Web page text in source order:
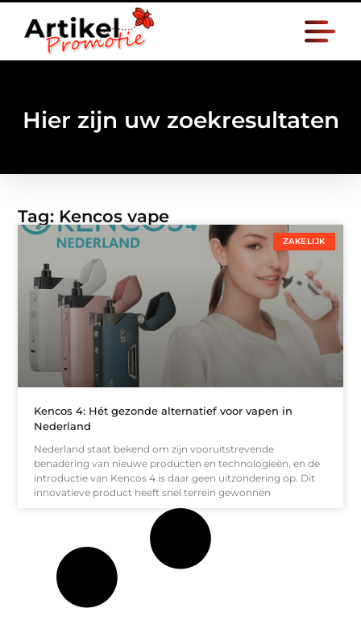
Hier zijn uw zoekresultaten
Tag: Kencos vape
ZAKELIJK
Kencos 4: Hét gezonde alternatief voor vapen in
Nederland
Nederland staat bekend om zijn vooruitstrevende
benadering van nieuwe producten en technologieën, en de
introductie van Kencos 4 is daar geen uitzondering op. Dit
innovatieve product heeft snel terrein gewonnen